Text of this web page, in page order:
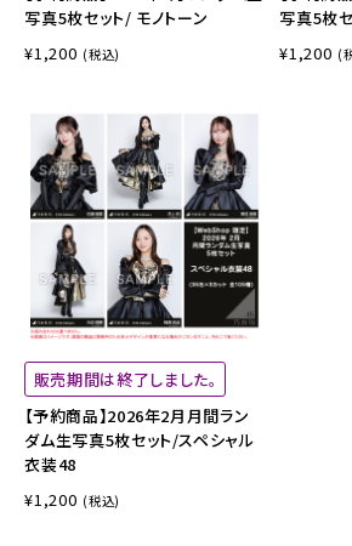
写真5枚セット/ モノトーン
¥1,200 (税込)
写真5枚
¥1,200 (
販売期間は終了しました。
【予約商品】2026年2月月間ラン
ダム生写真5枚セット/スペシャル
衣装48
¥1,200 (税込)